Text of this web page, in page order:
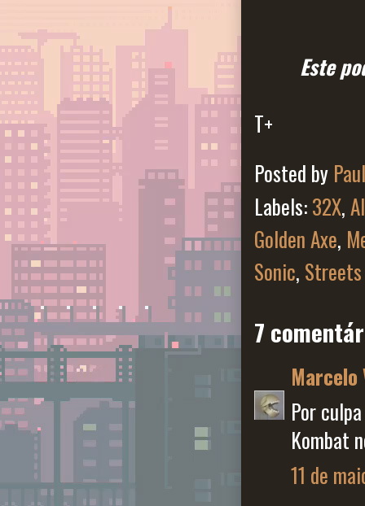
Este
T+
Posted by
Labels:32X,
Golden Axe,
Sonic,
7
Marcelo
Por
Kombat
11 de